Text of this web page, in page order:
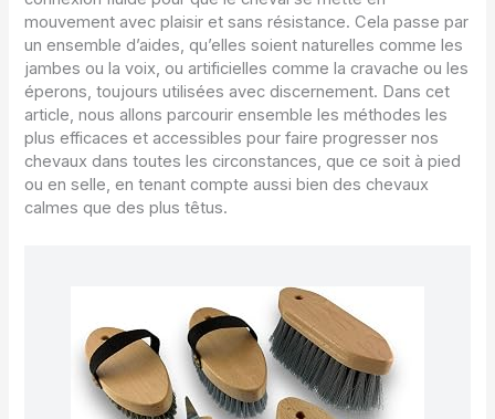
mouvement avec plaisir et sans résistance. Cela passe par
un ensemble d’aides, qu’elles soient naturelles comme les
jambes ou la voix, ou artificielles comme la cravache ou les
éperons, toujours utilisées avec discernement. Dans cet
article, nous allons parcourir ensemble les méthodes les
plus efficaces et accessibles pour faire progresser nos
chevaux dans toutes les circonstances, que ce soit à pied
ou en selle, en tenant compte aussi bien des chevaux
calmes que des plus têtus.